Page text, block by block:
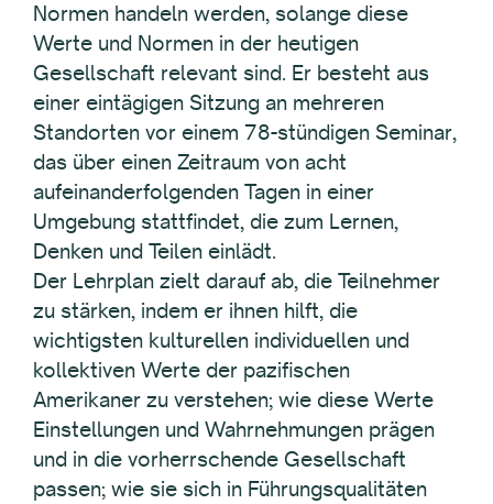
Normen handeln werden, solange diese
Werte und Normen in der heutigen
Gesellschaft relevant sind. Er besteht aus
einer eintägigen Sitzung an mehreren
Standorten vor einem 78-stündigen Seminar,
das über einen Zeitraum von acht
aufeinanderfolgenden Tagen in einer
Umgebung stattfindet, die zum Lernen,
Denken und Teilen einlädt.
Der Lehrplan zielt darauf ab, die Teilnehmer
zu stärken, indem er ihnen hilft, die
wichtigsten kulturellen individuellen und
kollektiven Werte der pazifischen
Amerikaner zu verstehen; wie diese Werte
Einstellungen und Wahrnehmungen prägen
und in die vorherrschende Gesellschaft
passen; wie sie sich in Führungsqualitäten